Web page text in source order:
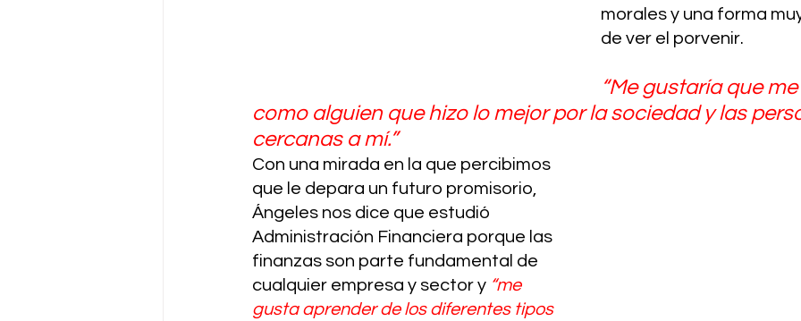
morales y una forma
de ver el porvenir.
“Me gustaría que
como alguien que hizo lo mejor por la sociedad y las
cercanas a mí.”
Con una mirada en la que percibimos
que le depara un futuro promisorio,
Ángeles nos dice que estudió
Administración Financiera porque las
finanzas son parte fundamental de
cualquier empresa y sector y “me
gusta aprender de los diferentes tipos